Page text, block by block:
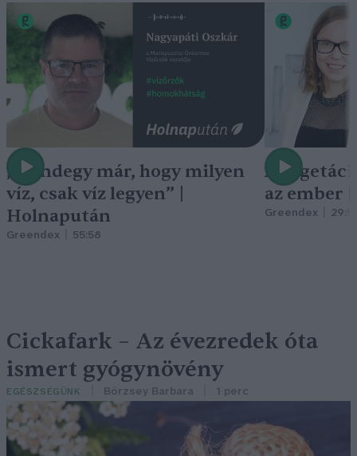
„Mindegy már, hogy milyen
víz, csak víz legyen” |
Holnapután
Greendex 55:58
A
az ember
Greendex
Cickafark – Az évezredek óta
ismert gyógynövény
EGÉSZSÉGÜNK Börzsey Barbara 1 perc